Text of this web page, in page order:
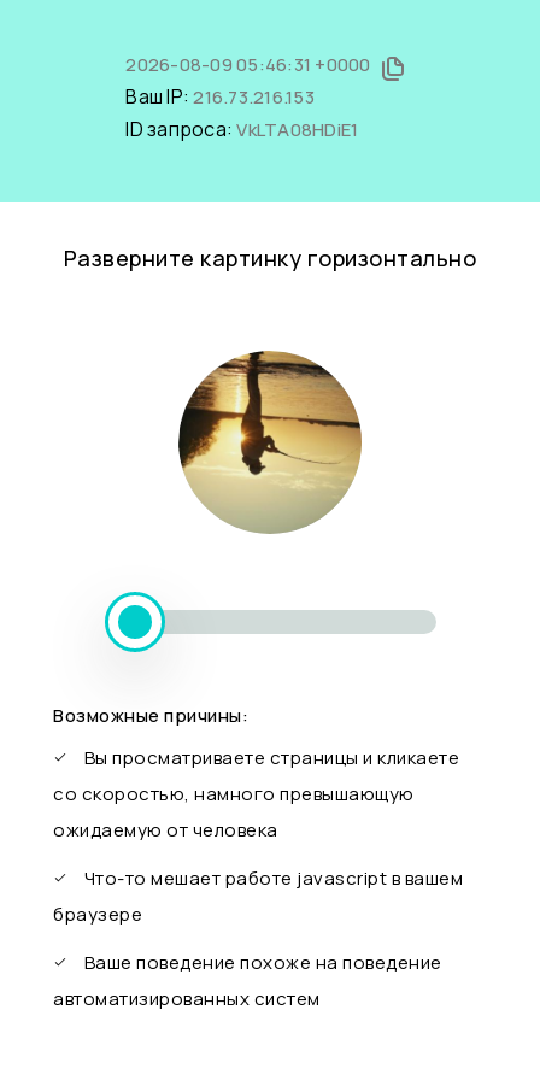
2026-08-09 05:46:31 +0000
Ваш IP:216.73.216.153
ID запроса:VkLTA08HDiE1
Разверните картинку горизонтально
Возможные причины:
Вы просматриваете страницы и кликаете
со скоростью, намного превышающую
ожидаемую от человека
Что-то мешает работе javascript в вашем
браузере
Ваше поведение похоже на поведение
автоматизированных систем